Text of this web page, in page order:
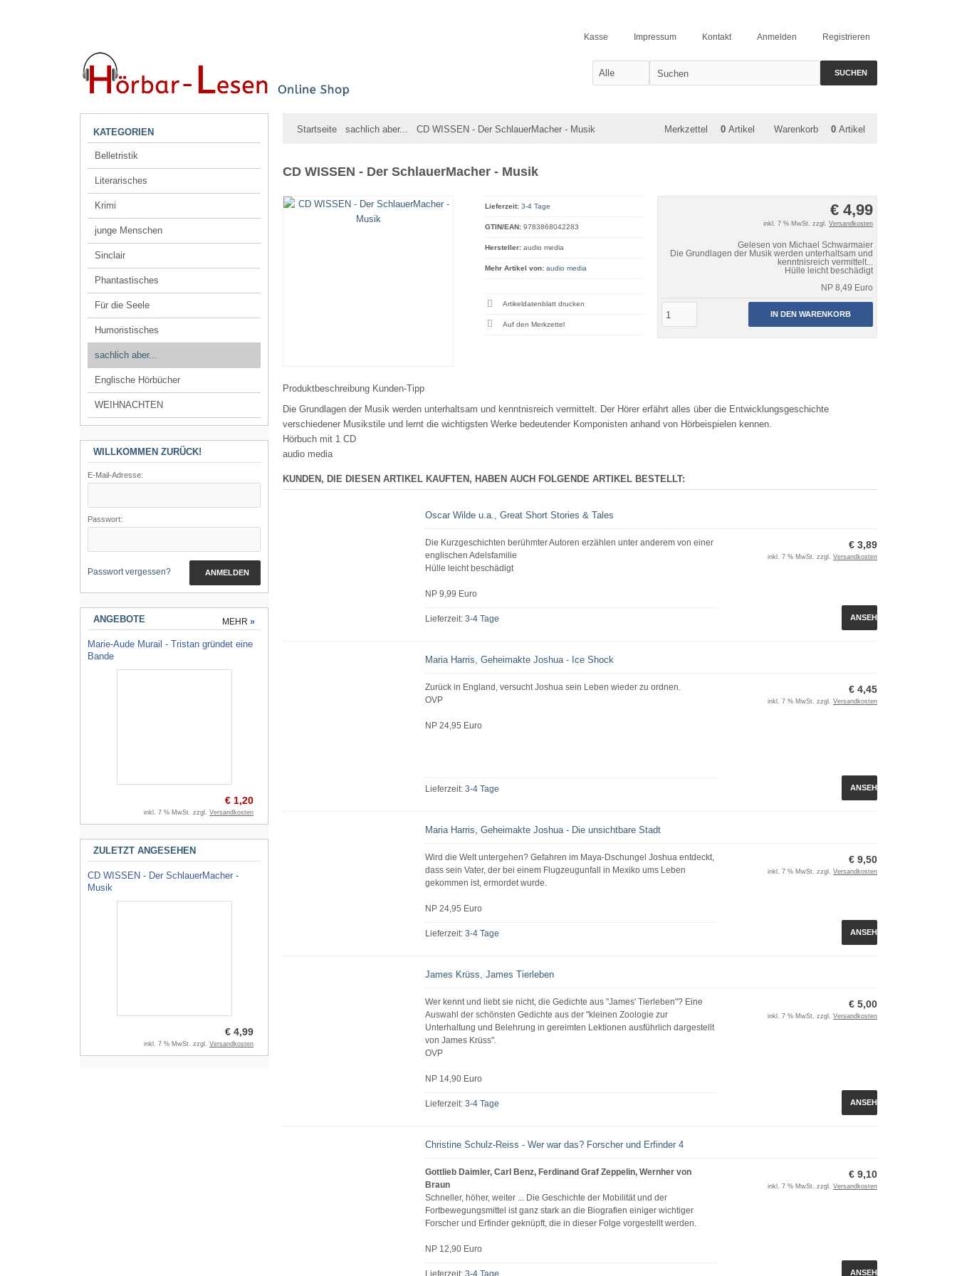
Registrieren
Anmelden
Kontakt
Impressum
Kasse
SUCHEN
Startseite sachlich aber... CD WISSEN - Der SchlauerMacher - Musik Warenkorb 0 Artikel
Merkzettel 0 Artikel
CD WISSEN - Der SchlauerMacher - Musik
€ 4,99
inkl. 7 % MwSt. zzgl. Versandkosten
Gelesen von Michael Schwarmaier
Die Grundlagen der Musik werden unterhaltsam und
kenntnisreich vermittelt...
Hülle leicht beschädigt
NP 8,49 Euro
IN DEN WARENKORB
Lieferzeit: 3-4 Tage
GTIN/EAN: 9783868042283
Hersteller: audio media
Mehr Artikel von: audio media
Artikeldatenblatt drucken
Produktbeschreibung Kunden-Tipp
Die Grundlagen der Musik werden unterhaltsam und kenntnisreich vermittelt. Der Hörer erfährt alles über die Entwicklungsgeschichte
verschiedener Musikstile und lernt die wichtigsten Werke bedeutender Komponisten anhand von Hörbeispielen kennen.
Hörbuch mit 1 CD
audio media
KUNDEN, DIE DIESEN ARTIKEL KAUFTEN, HABEN AUCH FOLGENDE ARTIKEL BESTELLT:
Oscar Wilde u.a., Great Short Stories & Tales
Die Kurzgeschichten berühmter Autoren erzählen unter anderem von einer
englischen Adelsfamilie
Hülle leicht beschädigt
NP 9,99 Euro
Lieferzeit:3-4 Tage
€ 3,89
inkl. 7 % MwSt. zzgl. Versandkosten
ANSEHEN
Maria Harris, Geheimakte Joshua - Ice Shock
Zurück in England, versucht Joshua sein Leben wieder zu ordnen.
OVP
NP 24,95 Euro
Lieferzeit:3-4 Tage
€ 4,45
inkl. 7 % MwSt. zzgl. Versandkosten
ANSEHEN
Maria Harris, Geheimakte Joshua - Die unsichtbare Stadt
Wird die Welt untergehen? Gefahren im Maya-Dschungel Joshua entdeckt,
dass sein Vater, der bei einem Flugzeugunfall in Mexiko ums Leben
gekommen ist, ermordet wurde.
NP 24,95 Euro
Lieferzeit:3-4 Tage
€ 9,50
inkl. 7 % MwSt. zzgl. Versandkosten
ANSEHEN
James Krüss, James Tierleben
Wer kennt und liebt sie nicht, die Gedichte aus "James' Tierleben"? Eine
Auswahl der schönsten Gedichte aus der "kleinen Zoologie zur
Unterhaltung und Belehrung in gereimten Lektionen ausführlich dargestellt
von James Krüss".
OVP
NP 14,90 Euro
Lieferzeit:3-4 Tage
€ 5,00
inkl. 7 % MwSt. zzgl. Versandkosten
ANSEHEN
Christine Schulz-Reiss - Wer war das? Forscher und Erfinder 4
Gottlieb Daimler, Carl Benz, Ferdinand Graf Zeppelin, Wernher von
Braun
Schneller, höher, weiter ... Die Geschichte der Mobilität und der
Fortbewegungsmittel ist ganz stark an die Biografien einiger wichtiger
Forscher und Erfinder geknüpft, die in dieser Folge vorgestellt werden.
NP 12,90 Euro
Lieferzeit:3-4 Tage
€ 9,10
inkl. 7 % MwSt. zzgl. Versandkosten
ANSEHEN
KATEGORIEN
Belletristik
Literarisches
Krimi
junge Menschen
Sinclair
Phantastisches
Für die Seele
Humoristisches
sachlich aber...
Englische Hörbücher
WEIHNACHTEN
WILLKOMMEN ZURÜCK!
E-Mail-Adresse:
Passwort:
Passwort vergessen? ANMELDEN
ANGEBOTE MEHR »
Marie-Aude Murail - Tristan gründet eine
Bande
€ 1,20
inkl. 7 % MwSt. zzgl. Versandkosten
ZULETZT ANGESEHEN
CD WISSEN - Der SchlauerMacher -
Musik
€ 4,99
inkl. 7 % MwSt. zzgl. Versandkosten